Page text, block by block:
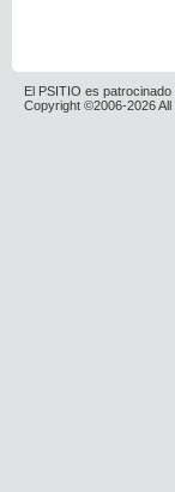
El PSITIO es
Copyright ©2006-2026